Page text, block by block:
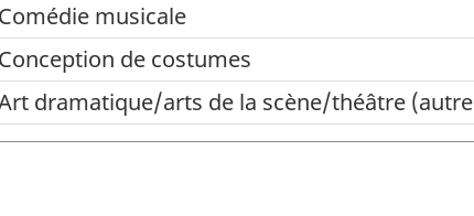
Comédie musicale
Conception de costumes
arts
dramatique/arts de la scène/théâtre